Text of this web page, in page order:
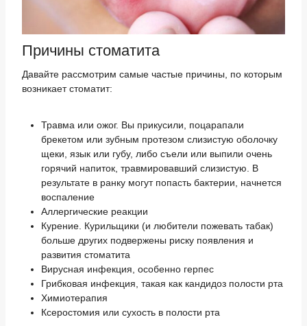
Причины стоматита
Давайте рассмотрим самые частые причины, по которым
возникает стоматит:
Травма или ожог. Вы прикусили, поцарапали
брекетом или зубным протезом слизистую оболочку
щеки, язык или губу, либо съели или выпили очень
горячий напиток, травмировавший слизистую. В
результате в ранку могут попасть бактерии, начнется
воспаление
Аллергические реакции
Курение. Курильщики (и любители пожевать табак)
больше других подвержены риску появления и
развития стоматита
Вирусная инфекция, особенно герпес
Грибковая инфекция, такая как кандидоз полости рта
Химиотерапия
Ксеростомия или сухость в полости рта